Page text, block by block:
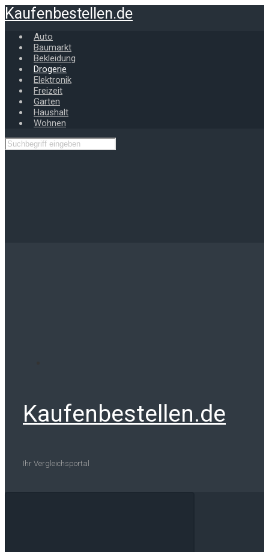
Zum
Hauptinhalt
springen
Kaufenbestellen.de
Auto
Baumarkt
Bekleidung
Drogerie
Elektronik
Freizeit
Garten
Haushalt
Wohnen
Kaufenbestellen.de
Ihr Vergleichsportal